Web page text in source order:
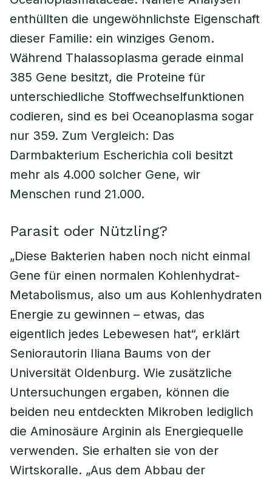
enthüllten die ungewöhnlichste Eigenschaft
dieser Familie: ein winziges Genom.
Während Thalassoplasma gerade einmal
385 Gene besitzt, die Proteine für
unterschiedliche Stoffwechselfunktionen
codieren, sind es bei Oceanoplasma sogar
nur 359. Zum Vergleich: Das
Darmbakterium Escherichia coli besitzt
mehr als 4.000 solcher Gene, wir
Menschen rund 21.000.
Parasit oder Nützling?
„Diese Bakterien haben noch nicht einmal
Gene für einen normalen Kohlenhydrat-
Metabolismus, also um aus Kohlenhydraten
Energie zu gewinnen – etwas, das
eigentlich jedes Lebewesen hat“, erklärt
Seniorautorin Iliana Baums von der
Universität Oldenburg. Wie zusätzliche
Untersuchungen ergaben, können die
beiden neu entdeckten Mikroben lediglich
die Aminosäure Arginin als Energiequelle
verwenden. Sie erhalten sie von der
Wirtskoralle. „Aus dem Abbau der